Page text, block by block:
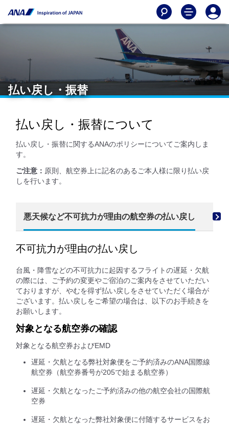
払い戻し・振替
払い戻し・振替について
払い戻し・振替に関するANAのポリシーについてご案内しま
す。
ご注意： 原則、航空券上に記名のあるご本人様に限り払い戻
しを行います。
悪天候など不可抗力が理由の航空券の払い戻し 機
不可抗力が理由の払い戻し
台風・降雪などの不可抗力に起因するフライトの遅延・欠航
の際には、ご予約の変更やご宿泊のご案内をさせていただい
ておりますが、やむを得ず払い戻しをさせていただく場合が
ございます。払い戻しをご希望の場合は、以下のお手続きを
お願いします。
対象となる航空券の確認
対象となる航空券およびEMD
遅延・欠航となる弊社対象便をご予約済みのANA国際線
航空券（航空券番号が205で始まる航空券）
遅延・欠航となったご予約済みの他の航空会社の国際航
空券
遅延・欠航となった弊社対象便に付随するサービスをお